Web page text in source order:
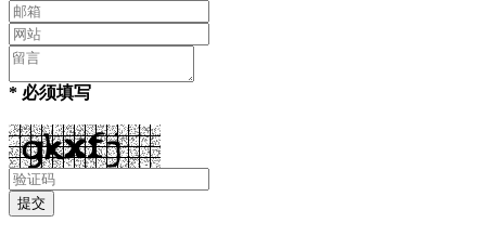
* 必须填写